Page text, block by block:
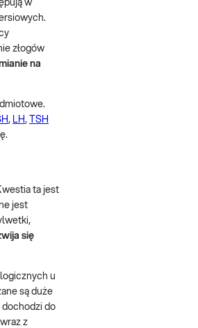
w
złogów
na
, LH,
TSH
ta jest
jest
się
u
są duże
dochodzi do
z